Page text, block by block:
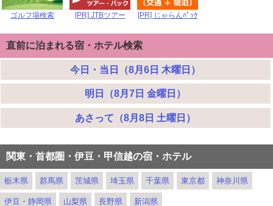
ゴルフ場検索 [PR] JTBツアー [PR] じゃらんﾊﾟｯｸ
直前に泊まれる宿・ホテル検索
今日・当日（8月6日 木曜日）
明日（8月7日 金曜日）
あさって（8月8日 土曜日）
関東・首都圏・伊豆・甲信越の宿・ホテル
栃木県 群馬県 茨城県 埼玉県 千葉県 東京都 神奈川県
伊豆・静岡県 山梨県 長野県 新潟県